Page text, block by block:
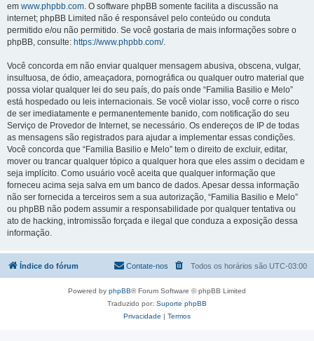
em www.phpbb.com. O software phpBB somente facilita a discussão na
internet; phpBB Limited não é responsável pelo conteúdo ou conduta
permitido e/ou não permitido. Se você gostaria de mais informações sobre o
phpBB, consulte: https://www.phpbb.com/.
Você concorda em não enviar qualquer mensagem abusiva, obscena, vulgar,
insultuosa, de ódio, ameaçadora, pornográfica ou qualquer outro material que
possa violar qualquer lei do seu país, do país onde “Familia Basilio e Melo”
está hospedado ou leis internacionais. Se você violar isso, você corre o risco
de ser imediatamente e permanentemente banido, com notificação do seu
Serviço de Provedor de Internet, se necessário. Os endereços de IP de todas
as mensagens são registrados para ajudar a implementar essas condições.
Você concorda que “Familia Basilio e Melo” tem o direito de excluir, editar,
mover ou trancar qualquer tópico a qualquer hora que eles assim o decidam e
seja implícito. Como usuário você aceita que qualquer informação que
forneceu acima seja salva em um banco de dados. Apesar dessa informação
não ser fornecida a terceiros sem a sua autorização, “Familia Basilio e Melo”
ou phpBB não podem assumir a responsabilidade por qualquer tentativa ou
ato de hacking, intromissão forçada e ilegal que conduza a exposição dessa
informação.
Índice do fórum Todos os horários são UTC-03:00
Contate-nos
Powered by phpBB® Forum Software © phpBB Limited
Traduzido por: Suporte phpBB
Privacidade | Termos